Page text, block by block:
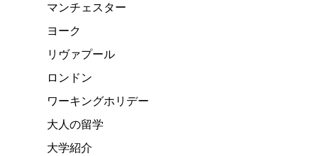
マンチェスター
ヨーク
リヴァプール
ロンドン
ワーキングホリデー
大人の留学
大学紹介